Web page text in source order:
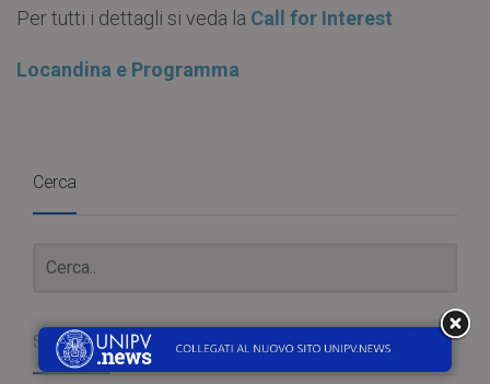
Per tutti i dettagli si veda la Call for Interest
Locandina e Programma
Cerca
Social Box